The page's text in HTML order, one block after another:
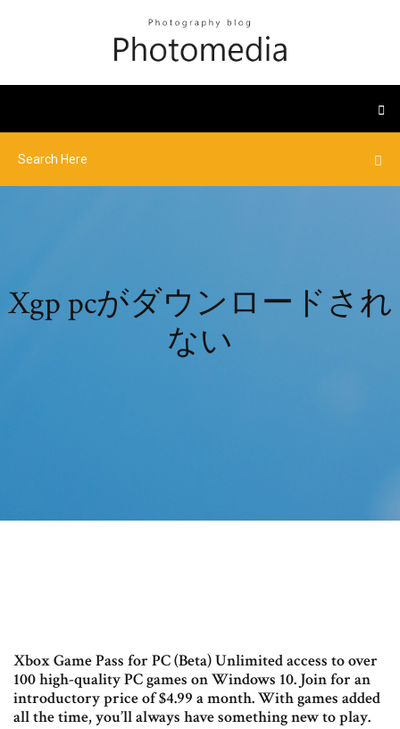
Xgp pcがダウンロードされ
ない
Xbox Game Pass for PC (Beta) Unlimited access to over
100 high-quality PC games on Windows 10. Join for an
introductory price of $4.99 a month. With games added
all the time, you’ll always have something new to play.